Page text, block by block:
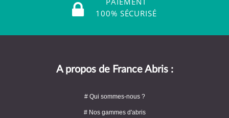
100% SÉCURISÉ
A propos de France Abris :
# Qui sommes-nous ?
# Nos gammes d'abris